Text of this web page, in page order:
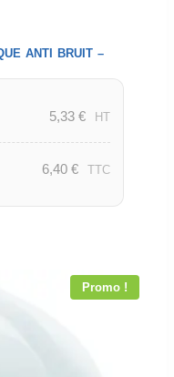
ANTI BRUIT –
5,33 € HT
6,40 € TTC
Promo !